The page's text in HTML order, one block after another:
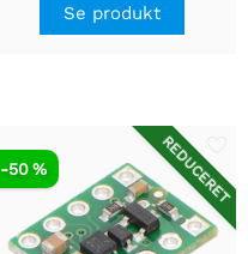
Se produkt
REDUCERET
-50 %